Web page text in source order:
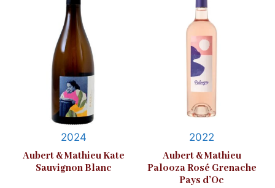
2024
Aubert & Mathieu Kate
Sauvignon Blanc
2022
Aubert & Mathieu
Palooza Rosé Grenache
Pays d’Oc